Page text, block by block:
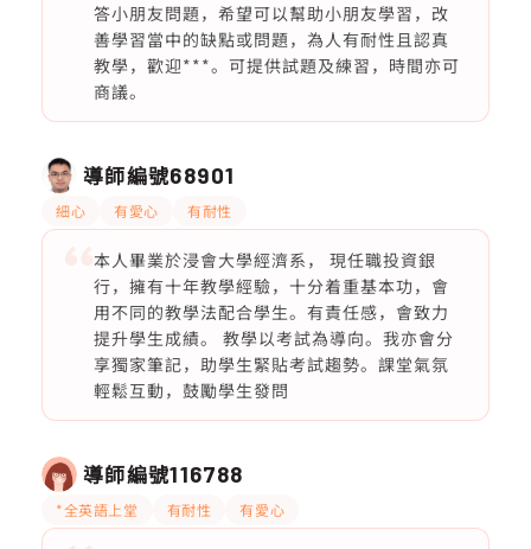
答小朋友問題，希望可以幫助小朋友學習，改
善學習當中的缺點或問題，為人有耐性且認真
教學，歡迎***。可提供試題及練習，時間亦可
商議。
導師編號68901
細心 有愛心 有耐性
本人畢業於浸會大學經濟系， 現任職投資銀
行，擁有十年教學經驗，十分着重基本功，會
用不同的教學法配合學生。有責任感，會致力
提升學生成績。 教學以考試為導向。我亦會分
享獨家筆記，助學生緊貼考試趨勢。課堂氣氛
輕鬆互動，鼓勵學生發問
導師編號116788
*全英語上堂 有耐性 有愛心